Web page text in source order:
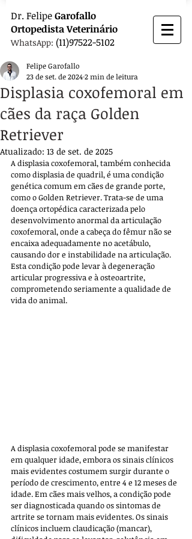
Dr. FelipeGarofallo
OrtopedistaVeterinário
WhatsApp: (11)97522-5102
Displasia coxofemoral em
cães da raça Golden
Retriever
Felipe Garofallo
23 de set. de 20242 min de leitura
Atualizado: 13 de set. de 2025
A displasia coxofemoral, também conhecida
como displasia de quadril, é uma condição
genética comum em cães de grande porte,
como o Golden Retriever. Trata-se de uma
doença ortopédica caracterizada pelo
desenvolvimento anormal da articulação
coxofemoral, onde a cabeça do fêmur não se
encaixa adequadamente no acetábulo,
causando dor e instabilidade na articulação.
Esta condição pode levar à degeneração
articular progressiva e à osteoartrite,
comprometendo seriamente a qualidade de
vida do animal.
A displasia coxofemoral pode se manifestar
em qualquer idade, embora os sinais clínicos
mais evidentes costumem surgir durante o
período de crescimento, entre 4 e 12 meses de
idade. Em cães mais velhos, a condição pode
ser diagnosticada quando os sintomas de
artrite se tornam mais evidentes. Os sinais
clínicos incluem claudicação (mancar),